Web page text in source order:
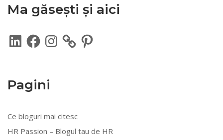
Ma găsești și aici
LinkedInFacebookInstagram Pinterest
Pagini
Ce bloguri mai citesc
HR Passion – Blogul tau de HR